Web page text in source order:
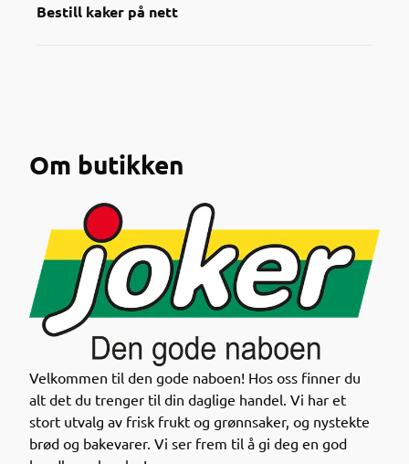
Nå kan du enkelt finne nedprisede datovarer i
Joker-appen!
Gjennom appen får du oversikt over varer med kort
holdbarhet til en lavere pris – en smart måte å
handle på både for lommeboka og miljøet.
Sjekk appen neste gang du handler og se hvilke
nedsatte varer som finnes i dine nærmeste Joker-
Bestill kaker på nett
Om butikken
Velkommen til den gode naboen! Hos oss finner du
alt det du trenger til din daglige handel. Vi har et
stort utvalg av frisk frukt og grønnsaker, og nystekte
brød og bakevarer. Vi ser frem til å gi deg en god